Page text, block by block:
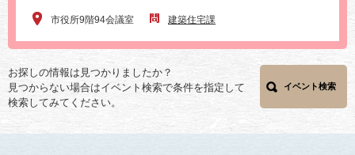
市役所9階94会議室 建築住宅課
お探しの情報は見つかりましたか？
見つからない場合はイベント検索で条件を指定して
検索してみてください。
イベント検索